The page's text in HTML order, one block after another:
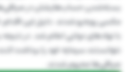
بسته‌شدن حساب‌هایشان در
مکسی روبه‌رو شدند. دلیل این
با نهادهای دولتی اعلام شد. در نتیجه
نتوانستند سرمایه خود را برداشت
صرافی‌ها محروم شدند.